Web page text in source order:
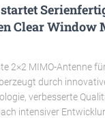
Clear Window
2×2 MIMO-Antenne
durch
verbesserte
intensiver